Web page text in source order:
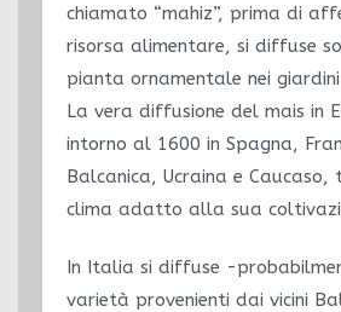
chiamato “mahiz”, prima di
risorsa alimentare, si diffuse
pianta ornamentale nei
La vera diffusione del mais in
intorno al 1600 in Spagna,
Balcanica, Ucraina e
clima adatto alla sua
In Italia si diffuse -
varietà provenienti dai vicini